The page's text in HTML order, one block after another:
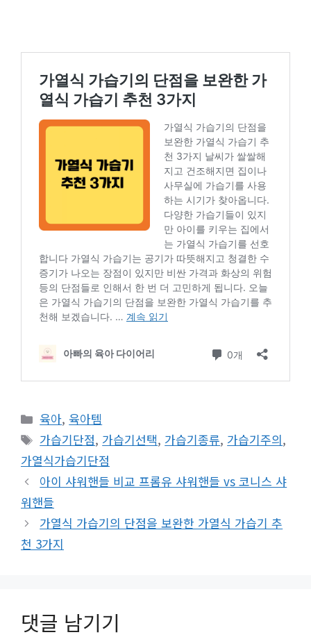
카
테
고
리
육아,육아템
태
그
가습기단점, 가습기선택, 가습기종류, 가습기주의,
가열식가습기단점
아이 샤워핸들 비교 프롬유 샤워핸들 vs 코니스 샤
워핸들
가열식 가습기의 단점을 보완한 가열식 가습기 추
천 3가지
댓글 남기기